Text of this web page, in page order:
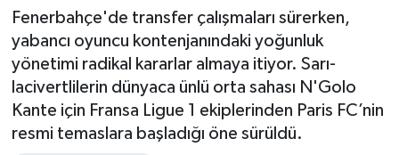
Fenerbahçe'de transfer çalışmaları sürerken,
yabancı oyuncu kontenjanındaki yoğunluk
yönetimi radikal kararlar almaya itiyor. Sarı-
lacivertlilerin dünyaca ünlü orta sahası N'Golo
Kante için Fransa Ligue 1 ekiplerinden Paris FC’nin
resmi temaslara başladığı öne sürüldü.
Siyaset
Spor
Yaşam
Süper Lig Puan Durumu ve Fikstür
Tüm Manşetler
Son Dakika Haberleri